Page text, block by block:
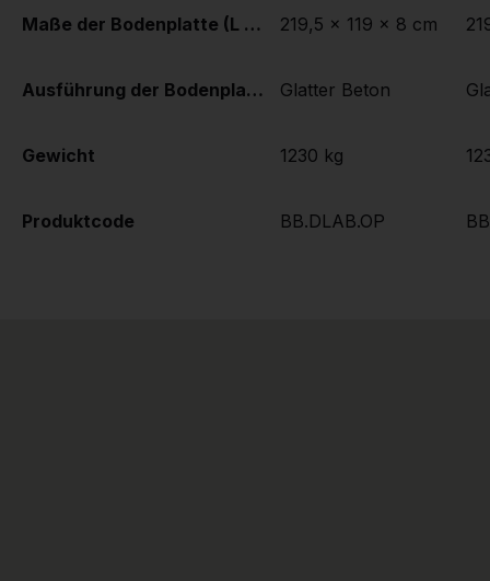
Maße der Bodenplatte (L x B x H)
Ausführung der Bodenplatte
Gewicht
Produktcode
219,5 x 119 x 8 cm
Glatter Beton
1230 kg
BB.DLAB.OP